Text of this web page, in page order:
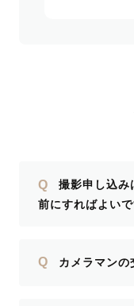
Q
撮影申し込み
前にすればよいで
Q カメラマンの